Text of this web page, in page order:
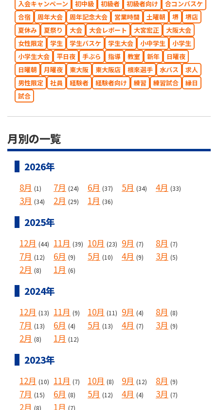
入会キャンペーン 初中級 初級者 初級者向け
合コンバスケ
合宿
周年大会 周年記念大会 営業時間 土曜朝 堺
堺店
夏休み
夏祭り 大会 大会レポート 大宮宏正
大阪大会
女性限定
学生 学生バスケ 学生大会 小中学生
小学生
小学生大会
平日夜 手ぶら 指導 教室 新年
日曜夜
日曜朝
月曜夜 東大阪 東大阪店 根來選手 水バス
求人
男性限定
社員 経験者 経験者向け 練習 練習試合
縁日
試合
月別の一覧
2026年
8月 (1) 7月 (24) 6月 (37) 5月 (34) 4月 (33)
3月 (34) 2月 (29) 1月 (36)
2025年
12月 (44) 11月 (39) 10月 (23) 9月 (7) 8月 (7)
7月 (12) 6月 (9) 5月 (10) 4月 (9) 3月 (5)
2月 (8) 1月 (6)
2024年
12月 (13) 11月 (9) 10月 (11) 9月 (4) 8月 (8)
7月 (13) 6月 (4) 5月 (13) 4月 (7) 3月 (9)
2月 (8) 1月 (12)
2023年
12月 (10) 11月 (7) 10月 (8) 9月 (12) 8月 (9)
7月 (15) 6月 (8) 5月 (12) 4月 (4) 3月 (7)
2月 (8) 1月 (7)